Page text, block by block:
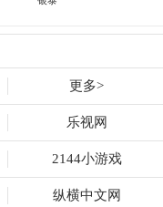
更多>
乐视网
2144小游戏
纵横中文网